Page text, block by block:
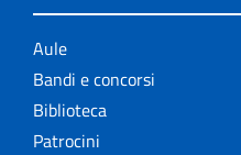
Aule
Bandi e concorsi
Biblioteca
Patrocini